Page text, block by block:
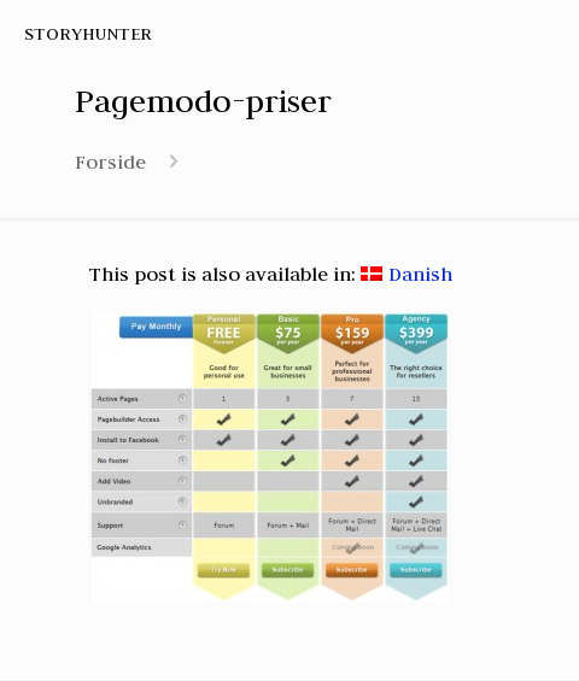
STORYHUNTER
Pagemodo-priser
Forside
This post is also available in: Danish